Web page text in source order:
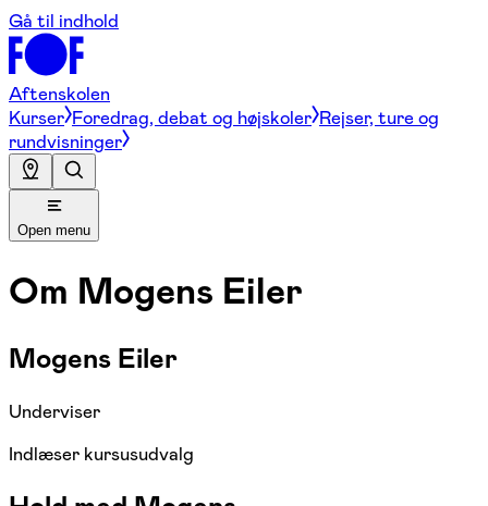
Gå til indhold
Aftenskolen
Kurser Foredrag, debat og højskoler Rejser, ture og
rundvisninger
Open menu
Om Mogens Eiler
Mogens Eiler
Underviser
Indlæser kursusudvalg